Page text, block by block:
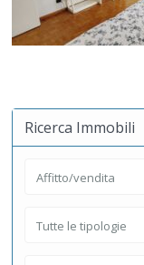
Ricerca Immobili
Affitto/vendita
Tutte le tipologie